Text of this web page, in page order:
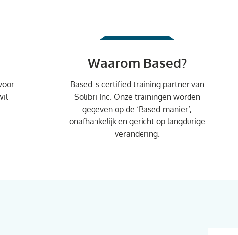
Waarom Based?
Based is certified training partner van
Solibri Inc. Onze trainingen worden
gegeven op de ‘Based-manier’,
onafhankelijk en gericht op langdurige
verandering.